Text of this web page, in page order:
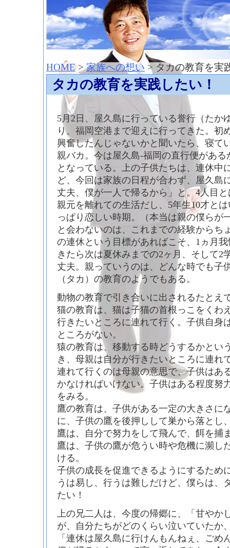
HOME>家族への想い > タカの教育を実
タカの教育を実践したい！
5月2日、屋久島に行っている誉行（たか
り、福岡空港まで迎えに行ってきた。初
興奮したんじゃないかと聞いたら、寝て
親バカ。今は屋久島-福岡の直行便があ
となっている。上の子供たちは、連休中
ど、今回は家族の日程が合わず、屋久島
丈夫、僕が一人で帰るから」と。4人目
親元を離れての生活だし、5年生10才と
っぱり恋しい時期。（本当は親の僕らが
と会わないのは、これまでの経験からち
の連休という目標があればこそ、1ヵ月
きたら次は夏休みまでの2ヶ月、そして2
丈夫。親っていうのは、どんな時でも子
（タカ）の教育のようでもある。
動物の教育で引き合いに出されるたとえ
猫の教育は、猫は子猫の首根っこをくわ
行きたいところに連れて行く。子供自身
ところがない。
猿の教育は、移動する時どうするかとい
き、母親は自分が行きたいところに連れ
連れて行くのは母親の意思で、子供はあ
かなければいけない。子供はある程度努
をみる。
鷹の教育は、子供がある一定の大きさに
に、子供の鷹を後押しして巣から落とし
鷹は、自分で努力をして飛んで、餌を捕
鷹は、子供の鷹が危うい時や危機に瀕し
ける。
子供の成長を促進できるようにするため
うは易し、行うは難しだけど、僕らは、
たい！
上の兄二人は、今度の帰郷に、「甘やか
が、自分たちがどのくらい泣いていたか
「連休は屋久島に行けんもんねぇ、ご